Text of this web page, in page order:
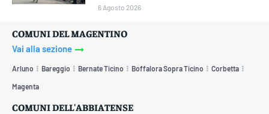
6 Agosto 2026
COMUNI DEL MAGENTINO
Vai alla sezione
Arluno Bareggio Bernate Ticino Boffalora Sopra Ticino Corbetta
Magenta
COMUNI DELL'ABBIATENSE